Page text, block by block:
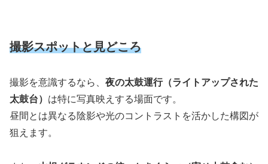
撮影スポットと見どころ
撮影を意識するなら、 夜の太鼓運行（ライトアップされた
太鼓台） は特に写真映えする場面です。
昼間とは異なる陰影や光のコントラストを活かした構図が
狙えます。